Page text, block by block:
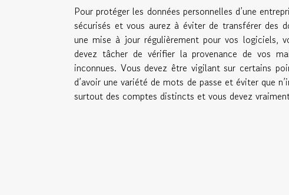
Pour protéger les données personnelles d’une
sécurisés et vous aurez à éviter de transférer des
une mise à jour régulièrement pour vos logiciels,
devez tâcher de vérifier la provenance de vos
inconnues. Vous devez être vigilant sur certains
d’avoir une variété de mots de passe et éviter que
surtout des comptes distincts et vous devez